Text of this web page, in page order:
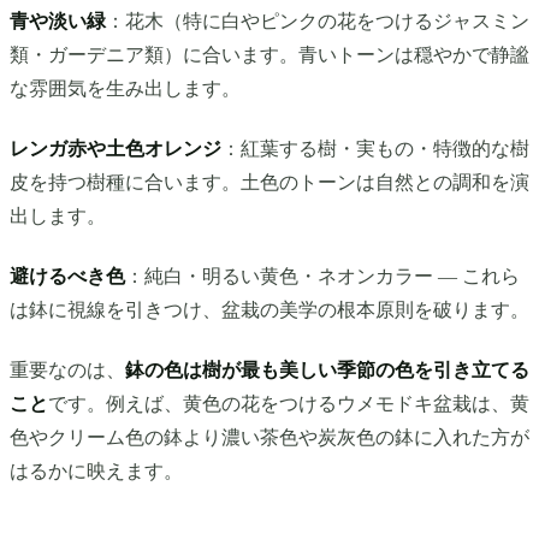
青や淡い緑 ：花木（特に白やピンクの花をつけるジャスミン
類・ガーデニア類）に合います。青いトーンは穏やかで静謐
な雰囲気を生み出します。
レンガ赤や土色オレンジ ：紅葉する樹・実もの・特徴的な樹
皮を持つ樹種に合います。土色のトーンは自然との調和を演
出します。
避けるべき色：純白・明るい黄色・ネオンカラー — これら
は鉢に視線を引きつけ、盆栽の美学の根本原則を破ります。
重要なのは、 鉢の色は樹が最も美しい季節の色を引き立てる
ことです。例えば、黄色の花をつけるウメモドキ盆栽は、黄
色やクリーム色の鉢より濃い茶色や炭灰色の鉢に入れた方が
はるかに映えます。